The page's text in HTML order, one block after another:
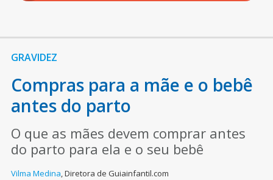
GRAVIDEZ
Compras para a mãe e o bebê
antes do parto
O que as mães devem comprar antes
do parto para ela e o seu bebê
Vilma Medina,Diretora de Guiainfantil.com